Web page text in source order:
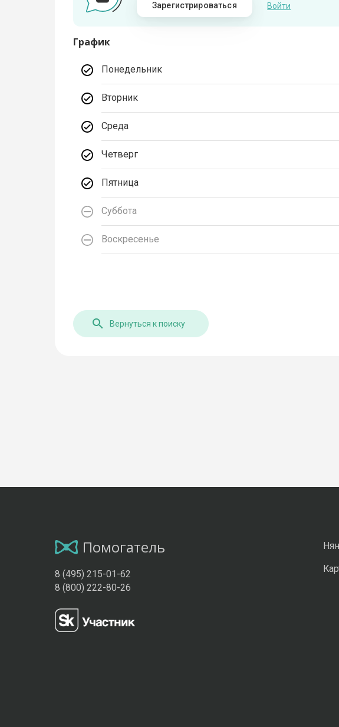
Зарегистрироваться Войти
График
Понедельник
Вторник
Среда
Четверг
Пятница
Суббота
Воскресенье
Вернуться к поиску
Помогатель
8 (495) 215-01-62
8 (800) 222-80-26